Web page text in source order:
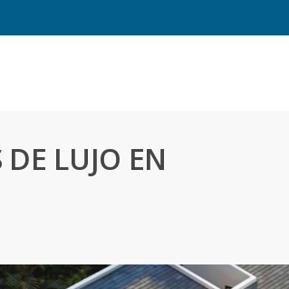
LUJO EN